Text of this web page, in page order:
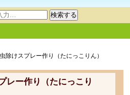
検索する
除けスプレー作り（たにっこりん）
レー作り（たにっこり